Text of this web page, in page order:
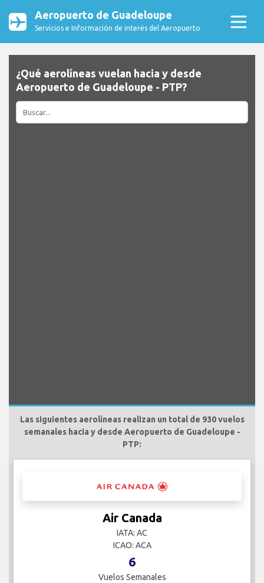
Aeropuerto de Guadeloupe
Servicios e Información de interés del Aeropuerto
¿Qué aerolíneas vuelan hacia y desde
Aeropuerto de Guadeloupe - PTP?
Las siguientes aerolíneas realizan un total de 930 vuelos
semanales hacia y desde Aeropuerto de Guadeloupe -
PTP:
Air Canada
IATA: AC
ICAO: ACA
6
Vuelos Semanales